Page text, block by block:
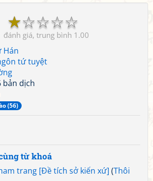
☆
☆
☆
☆
☆
1.00
Hán
tứ tuyệt
bản dịch
(56)
từ khoá
trang [Đề tích sở kiến xứ] (Thôi